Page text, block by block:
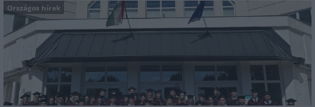
Országos hírek